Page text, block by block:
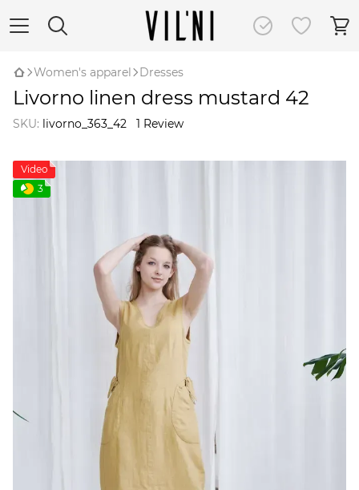
Women's apparel Dresses
Livorno linen dress mustard 42
SKU: livorno_363_42 1 Review
Video
3